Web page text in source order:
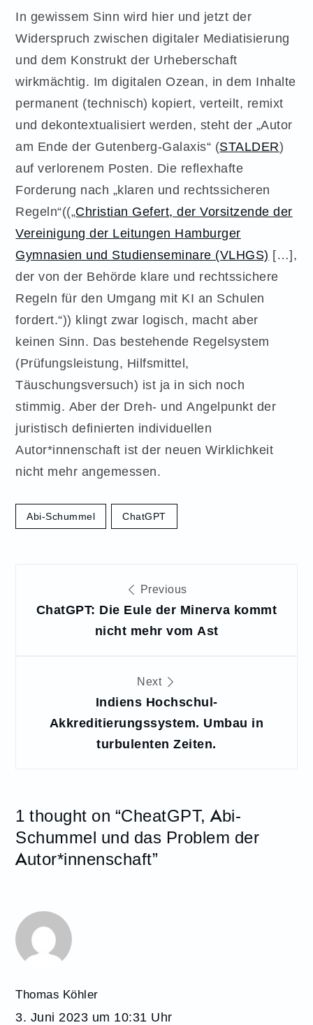
In gewissem Sinn wird hier und jetzt der
Widerspruch zwischen digitaler Mediatisierung
und dem Konstrukt der Urheberschaft
wirkmächtig. Im digitalen Ozean, in dem Inhalte
permanent (technisch) kopiert, verteilt, remixt
und dekontextualisiert werden, steht der „Autor
am Ende der Gutenberg-Galaxis“ (STALDER)
auf verlorenem Posten. Die reflexhafte
Forderung nach „klaren und rechtssicheren
Regeln“((„Christian Gefert, der Vorsitzende der
Vereinigung der Leitungen Hamburger
Gymnasien und Studienseminare (VLHGS) […],
der von der Behörde klare und rechtssichere
Regeln für den Umgang mit KI an Schulen
fordert.“)) klingt zwar logisch, macht aber
keinen Sinn. Das bestehende Regelsystem
(Prüfungsleistung, Hilfsmittel,
Täuschungsversuch) ist ja in sich noch
stimmig. Aber der Dreh- und Angelpunkt der
juristisch definierten individuellen
Autor*innenschaft ist der neuen Wirklichkeit
nicht mehr angemessen.
Abi-Schummel ChatGPT
Beitragsnavigation
Previous
ChatGPT: Die Eule der Minerva kommt
nicht mehr vom Ast
Next
Indiens Hochschul-
Akkreditierungssystem. Umbau in
turbulenten Zeiten.
1 thought on “CheatGPT, Abi-
Schummel und das Problem der
Autor*innenschaft”
Thomas Köhler
3. Juni 2023 um 10:31 Uhr